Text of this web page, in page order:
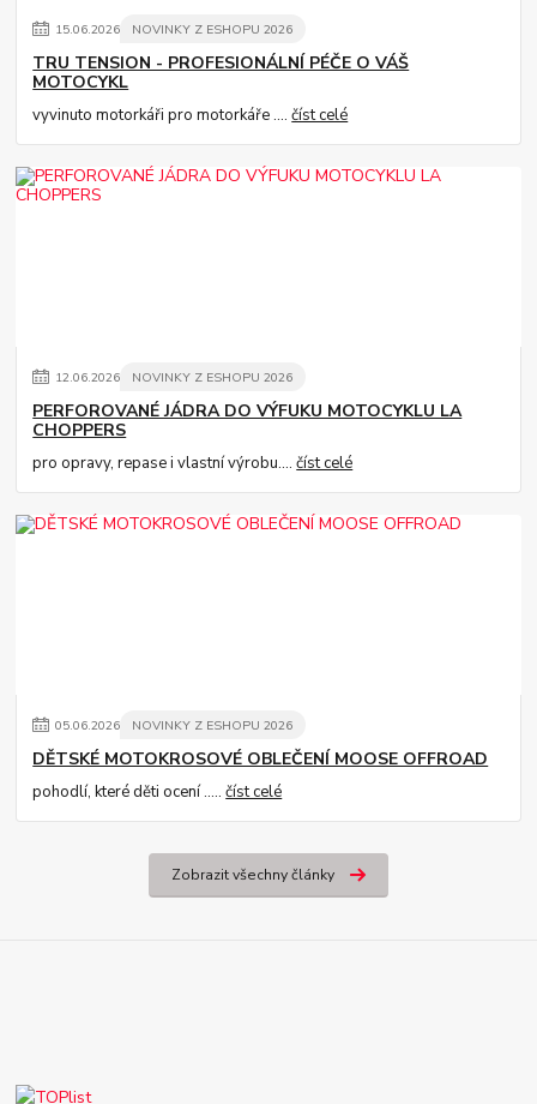
15.06.2026 NOVINKY Z ESHOPU 2026
TRU TENSION - PROFESIONÁLNÍ PÉČE O VÁŠ
MOTOCYKL
vyvinuto motorkáři pro motorkáře ....číst celé
12.06.2026 NOVINKY Z ESHOPU 2026
PERFOROVANÉ JÁDRA DO VÝFUKU MOTOCYKLU LA
CHOPPERS
pro opravy, repase i vlastní výrobu....číst celé
05.06.2026 NOVINKY Z ESHOPU 2026
DĚTSKÉ MOTOKROSOVÉ OBLEČENÍ MOOSE OFFROAD
pohodlí, které děti ocení .....číst celé
Zobrazit všechny články